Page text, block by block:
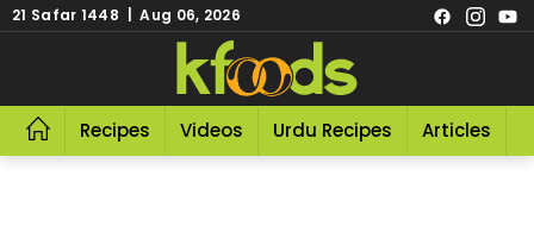
21 Safar 1448 | Aug 06, 2026
Recipes Videos Urdu Recipes Articles